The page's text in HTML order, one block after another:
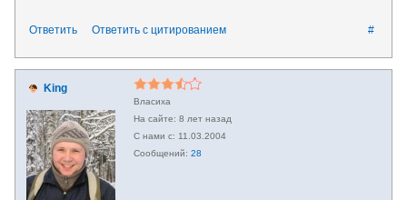
#
Ответить Ответить с цитированием
King
Власиха
8 лет назад
11.03.2004
28